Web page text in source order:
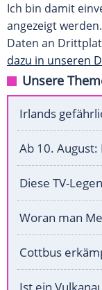
Ich bin damit
angezeigt
Daten an
dazu in unseren
Unsere
Irlands
Ab 10. August:
Diese TV-
Woran man
Cottbus